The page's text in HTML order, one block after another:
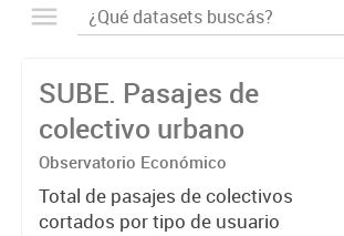
SUBE. Pasajes de
colectivo urbano
Observatorio Económico
Total de pasajes de colectivos
cortados por tipo de usuario